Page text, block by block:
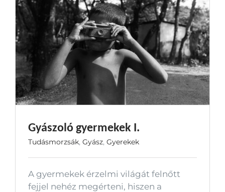
Gyászoló gyermekek I.
Tudásmorzsák, Gyász, Gyerekek
A gyermekek érzelmi világát felnőtt
fejjel nehéz megérteni, hiszen a